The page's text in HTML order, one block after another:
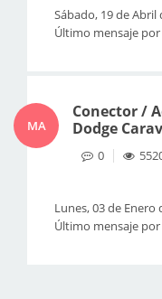
Sábado, 19 de Abril
Último mensaje por
MA
Conector /
Dodge
0
Lunes, 03 de Enero
Último mensaje por